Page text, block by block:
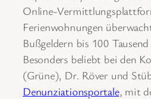
Online-
Ferienwohnungen
Bußgeldern bis 100
Besonders beliebt bei den
(Grüne), Dr. Röver und
Denunziationsportale, mit